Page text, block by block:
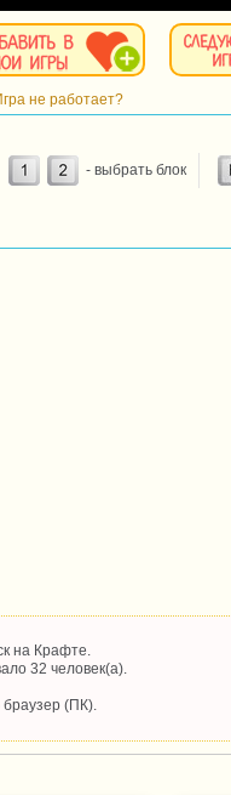
не работает?
- выбрать блок
на Крафте.
32 человек(а).
(ПК).